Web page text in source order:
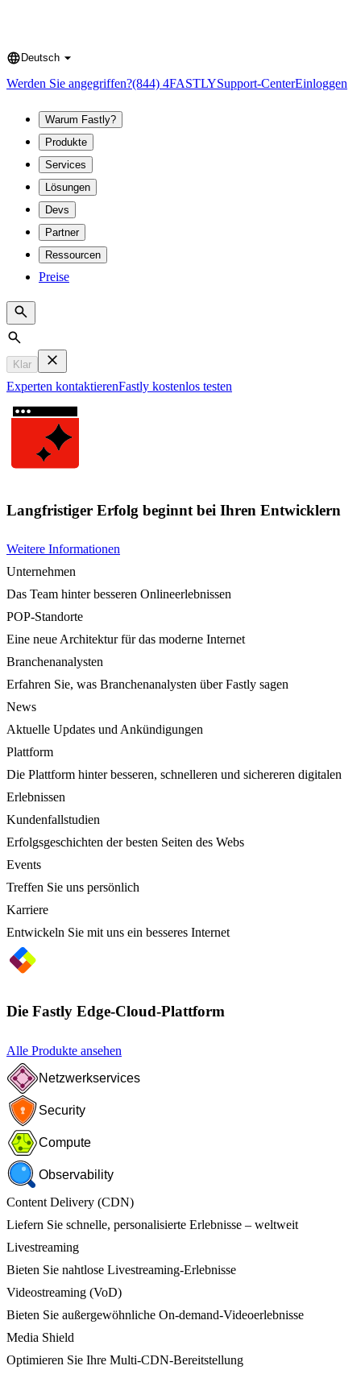
Language
Deutsch
Werden Sie angegriffen?(844) 4FASTLYSupport-CenterEinloggen
Warum Fastly?
Produkte
Services
Lösungen
Devs
Partner
Ressourcen
Preise
Search
Klar
Experten kontaktierenFastly kostenlos testen
Langfristiger Erfolg beginnt bei Ihren Entwicklern
Weitere Informationen
Unternehmen
Das Team hinter besseren Onlineerlebnissen
POP-Standorte
Eine neue Architektur für das moderne Internet
Branchenanalysten
Erfahren Sie, was Branchenanalysten über Fastly sagen
News
Aktuelle Updates und Ankündigungen
Plattform
Die Plattform hinter besseren, schnelleren und sichereren digitalen
Erlebnissen
Kundenfallstudien
Erfolgsgeschichten der besten Seiten des Webs
Events
Treffen Sie uns persönlich
Karriere
Entwickeln Sie mit uns ein besseres Internet
Die Fastly Edge-Cloud-Plattform
Alle Produkte ansehen
Netzwerkservices
Security
Compute
Observability
Content Delivery (CDN)
Liefern Sie schnelle, personalisierte Erlebnisse – weltweit
Livestreaming
Bieten Sie nahtlose Livestreaming-Erlebnisse
Videostreaming (VoD)
Bieten Sie außergewöhnliche On-demand-Videoerlebnisse
Media Shield
Optimieren Sie Ihre Multi-CDN-Bereitstellung